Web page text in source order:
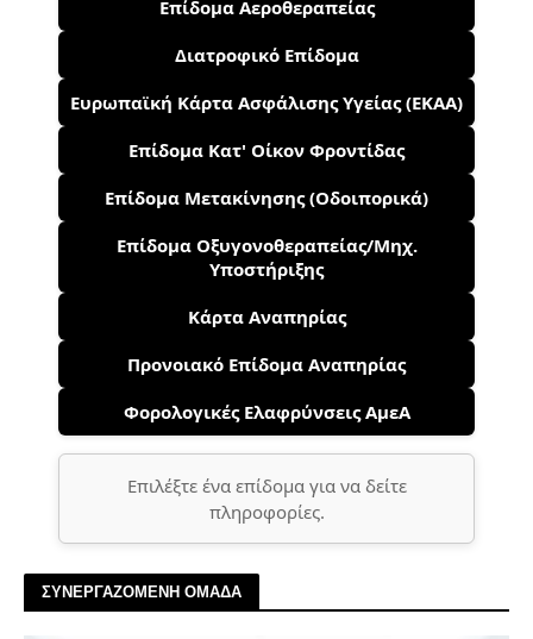
Επίδομα Αεροθεραπείας
Διατροφικό Επίδομα
Ευρωπαϊκή Κάρτα Ασφάλισης Υγείας (ΕΚΑΑ)
Επίδομα Κατ' Οίκον Φροντίδας
Επίδομα Μετακίνησης (Οδοιπορικά)
Επίδομα Οξυγονοθεραπείας/Μηχ.
Υποστήριξης
Κάρτα Αναπηρίας
Προνοιακό Επίδομα Αναπηρίας
Φορολογικές Ελαφρύνσεις ΑμεΑ
Επιλέξτε ένα επίδομα για να δείτε
πληροφορίες.
ΣΥΝΕΡΓΑΖΟΜΕΝΗ ΟΜΑΔΑ